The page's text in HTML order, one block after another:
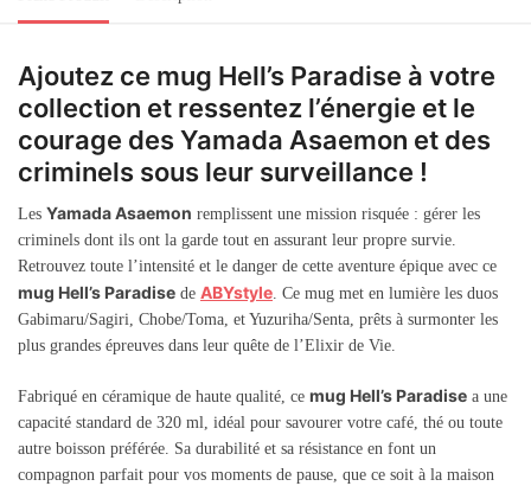
Ajoutez ce mug Hell’s Paradise à votre
collection et ressentez l’énergie et le
courage des Yamada Asaemon et des
criminels sous leur surveillance !
Les Yamada Asaemon remplissent une mission risquée : gérer les
criminels dont ils ont la garde tout en assurant leur propre survie.
Retrouvez toute l’intensité et le danger de cette aventure épique avec ce
mug Hell’s Paradise de ABYstyle. Ce mug met en lumière les duos
Gabimaru/Sagiri, Chobe/Toma, et Yuzuriha/Senta, prêts à surmonter les
plus grandes épreuves dans leur quête de l’Elixir de Vie.
Fabriqué en céramique de haute qualité, ce mug Hell’s Paradise a une
capacité standard de 320 ml, idéal pour savourer votre café, thé ou toute
autre boisson préférée. Sa durabilité et sa résistance en font un
compagnon parfait pour vos moments de pause, que ce soit à la maison